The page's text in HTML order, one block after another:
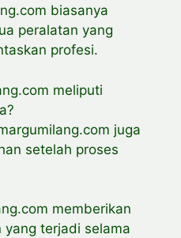
biasanya
peralatan yang
profesi.
meliputi
juga
setelah proses
memberikan
yang terjadi selama